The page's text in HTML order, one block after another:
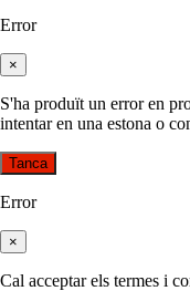
Error
×
S'ha produït un error en
intentar en una estona o
Tanca
Error
×
Cal acceptar els termes i